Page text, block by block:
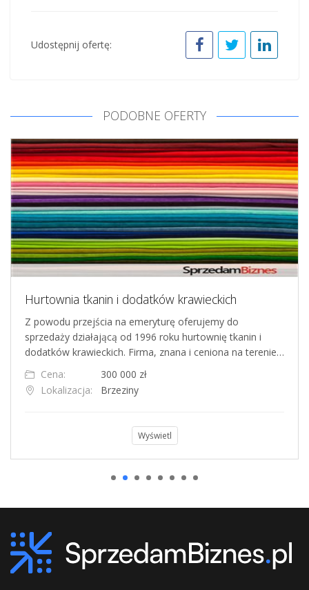
Udostępnij ofertę:
PODOBNE OFERTY
Hurtownia tkanin i dodatków krawieckich
Z powodu przejścia na emeryturę oferujemy do
sprzedaży działającą od 1996 roku hurtownię tkanin i
dodatków krawieckich. Firma, znana i ceniona na terenie…
Cena:
300 000 zł
Lokalizacja:
Brzeziny
Wyświetl